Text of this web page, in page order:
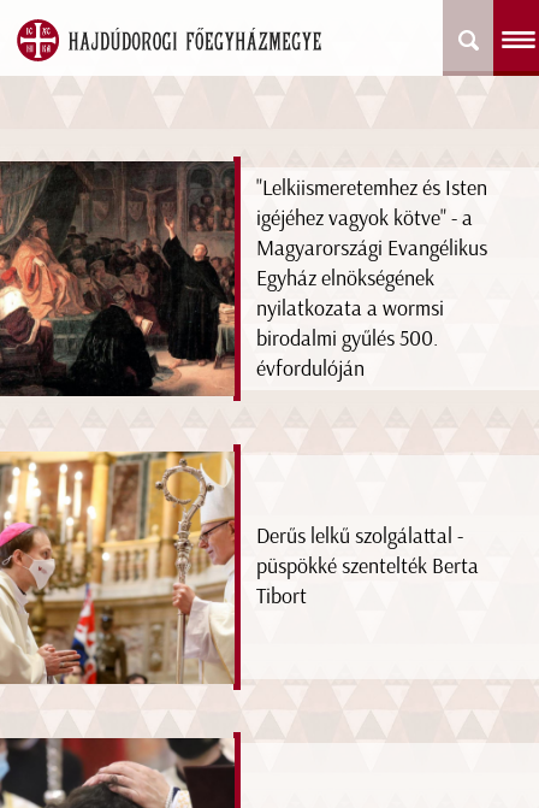
"Lelkiismeretemhez és Isten
igéjéhez vagyok kötve" - a
Magyarországi Evangélikus
Egyház elnökségének
nyilatkozata a wormsi
birodalmi gyűlés 500.
évfordulóján
Derűs lelkű szolgálattal -
püspökké szentelték Berta
Tibort